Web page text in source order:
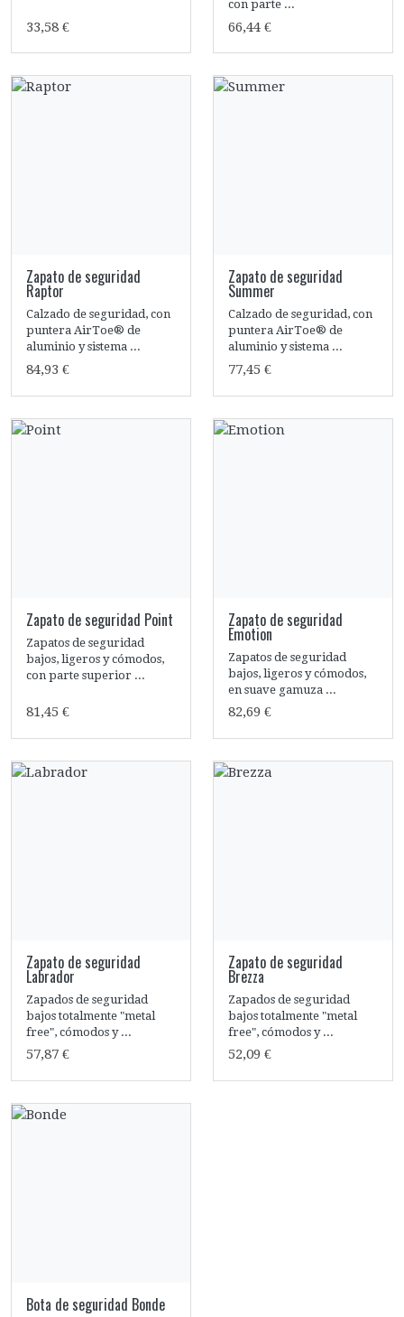
33,58 €
con parte ...
66,44 €
Zapato de seguridad
Raptor
Calzado de seguridad, con
puntera AirToe® de
aluminio y sistema ...
84,93 €
Zapato de seguridad
Summer
Calzado de seguridad, con
puntera AirToe® de
aluminio y sistema ...
77,45 €
Zapato de seguridad Point
Zapatos de seguridad
bajos, ligeros y cómodos,
con parte superior ...
81,45 €
Zapato de seguridad
Emotion
Zapatos de seguridad
bajos, ligeros y cómodos,
en suave gamuza ...
82,69 €
Zapato de seguridad
Labrador
Zapados de seguridad
bajos totalmente "metal
free", cómodos y ...
57,87 €
Zapato de seguridad
Brezza
Zapados de seguridad
bajos totalmente "metal
free", cómodos y ...
52,09 €
Bota de seguridad Bonde